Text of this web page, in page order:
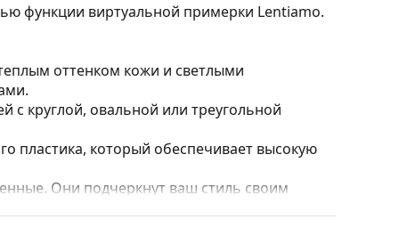
функции виртуальной примерки Lentiamo.
оттенком кожи и светлыми
круглой, овальной или треугольной
пластика, который обеспечивает высокую
Они подчеркнут ваш стиль своим
включая более толстые с более